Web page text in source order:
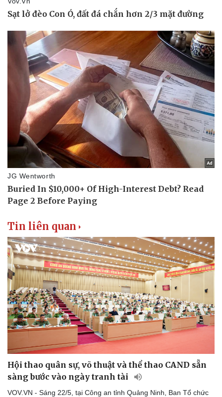
Thể thao
Bóng đá
Ô tô - Xe máy
Ô tô
Tin liên quan
Hội thao quân sự, võ thuật và thể thao CAND sẵn
sàng bước vào ngày tranh tài
VOV.VN - Sáng 22/5, tại Công an tỉnh Quảng Ninh, Ban Tổ chức